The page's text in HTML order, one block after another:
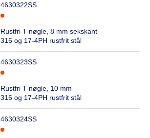
4630322SS
Rustfri T-nøgle, 8 mm sekskant
316 og 17-4PH rustfrit stål
4630323SS
Rustfri T-nøgle, 10 mm
316 og 17-4PH rustfrit stål
4630324SS